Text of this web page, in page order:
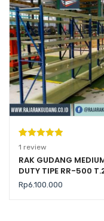
Peringkat
5.00dari 5
berdasarka
n
1
penilaian
1 review
RAK GUDANG
DUTY TIPE RR-500
(Kekuatan 500 Kg per
Level)
Rp6.100.000